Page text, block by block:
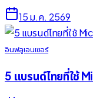
15 ม.ค. 2569
อินฟลูเอนเซอร์
5 แบรนด์ไทยที่ใช้